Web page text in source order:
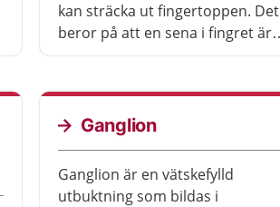
kan sträcka ut fingertoppen. Det
beror på att en sena i fingret är
Ganglion
Ganglion är en vätskefylld
utbuktning som bildas i